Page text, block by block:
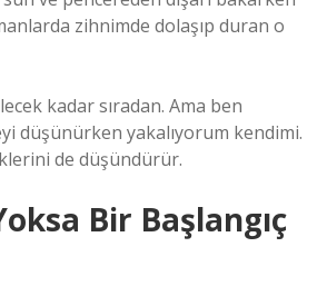
zihnimde dolaşıp duran o
kadar sıradan. Ama ben
düşünürken yakalıyorum kendimi.
de düşündürür.
Bir Başlangıç